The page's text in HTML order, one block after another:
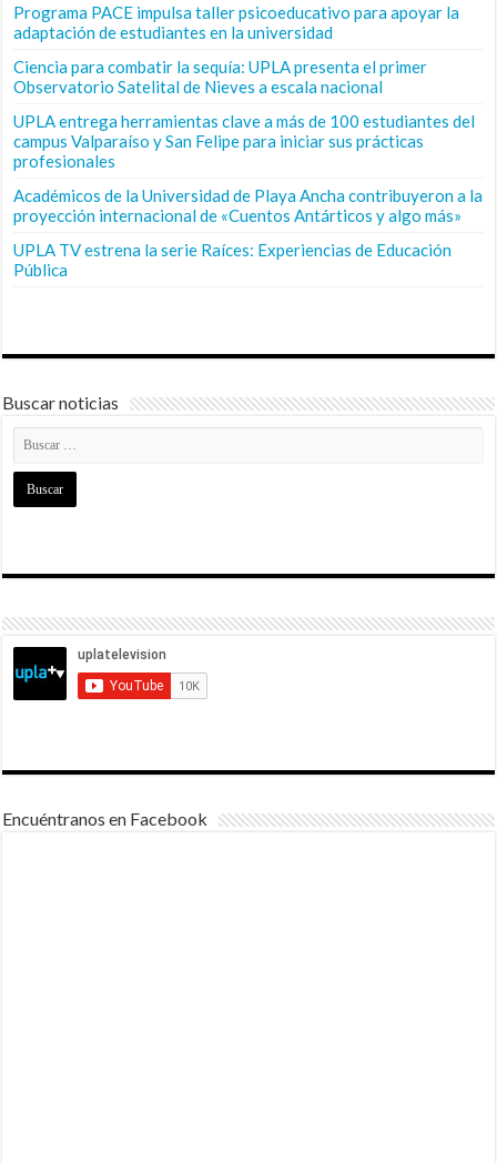
Programa PACE impulsa taller psicoeducativo para apoyar la
adaptación de estudiantes en la universidad
Ciencia para combatir la sequía: UPLA presenta el primer
Observatorio Satelital de Nieves a escala nacional
UPLA entrega herramientas clave a más de 100 estudiantes del
campus Valparaíso y San Felipe para iniciar sus prácticas
profesionales
Académicos de la Universidad de Playa Ancha contribuyeron a la
proyección internacional de «Cuentos Antárticos y algo más»
UPLA TV estrena la serie Raíces: Experiencias de Educación
Pública
Buscar noticias
Encuéntranos en Facebook